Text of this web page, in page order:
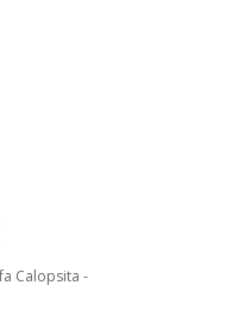
Calopsita -